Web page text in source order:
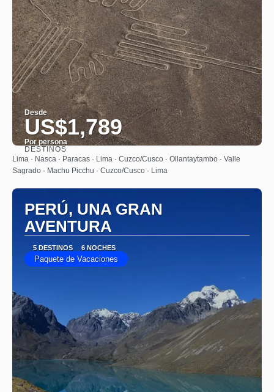
Desde
US$1,789
Por persona
Ver
DESTINOS
Lima · Nasca · Paracas · Lima · Cuzco/Cusco · Ollantaytambo · Valle
Sagrado · Machu Picchu · Cuzco/Cusco · Lima
PERÚ, UNA GRAN
AVENTURA
5 DESTINOS 6 NOCHES
Paquete de Vacaciones